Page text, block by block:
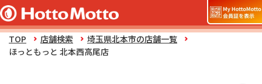
TOP 店舗検索
埼玉県北本市の店舗一覧
ほっともっと 北本西高尾店